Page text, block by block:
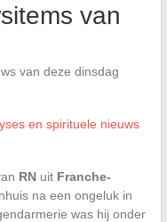
van
van deze dinsdag
en spirituele nieuws
RNuit Franche-
na een ongeluk in
was hij onder